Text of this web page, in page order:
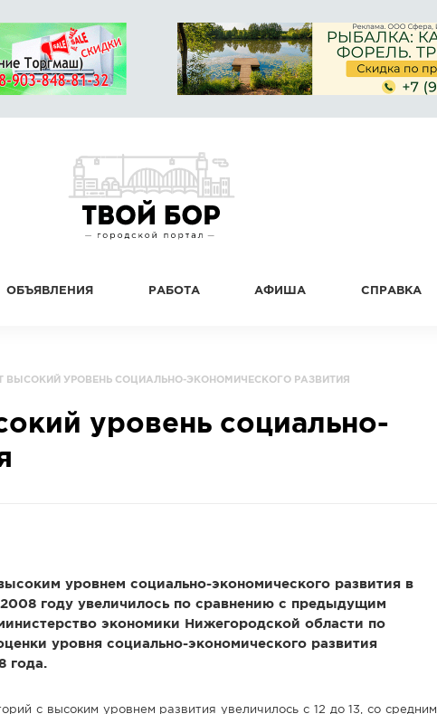
ОБЪЯВЛЕНИЯ РАБОТА АФИША СПРАВКА
ВЫСОКИЙ УРОВЕНЬ СОЦИАЛЬНО-ЭКОНОМИЧЕСКОГО РАЗВИТИЯ
уровень социально-
уровнем социально-экономического развития в
году увеличилось по сравнению с предыдущим
экономики Нижегородской области по
уровня социально-экономического развития
года.
с высоким уровнем развития увеличилось с 12 до 13, со средним